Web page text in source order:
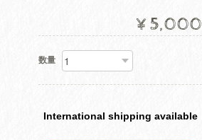
¥5,000
数量
International shipping available